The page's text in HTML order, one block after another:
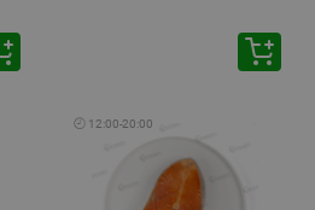
🕘 12:00-20:00